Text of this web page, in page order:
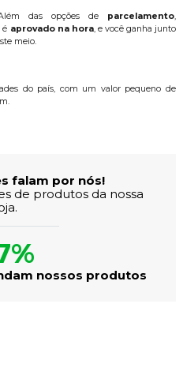
das opções de parcelamento,
é aprovado na hora, e você ganha junto
meio.
do país, com um valor pequeno de
falam por nós!
de produtos da nossa
nossos produtos